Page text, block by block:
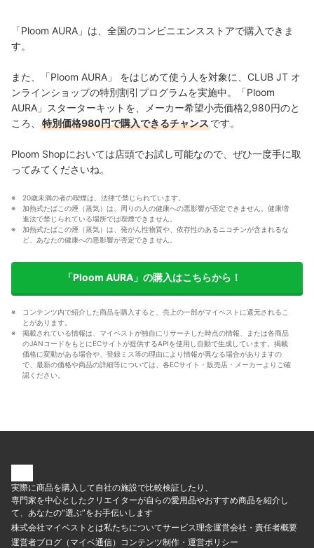
「Ploom AURA」は、全国のコンビニエンスストアで購入できま
す。
また、「Ploom AURA」 をはじめて使う人を対象に、CLUB JT オ
ンラインショップの特別割引プログラムを実施中。「Ploom
AURA」スターターキットを、メーカー希望小売価格2,980円のと
ころ、
特別価格980円で購入できるチャンスです。
Ploom Shopにおいては店頭でお試し可能なので、ぜひ一度手に取
ってみてくださいね。
20歳未満の者の喫煙は、法律で禁じられています。
加熱式たばこの煙（蒸気）は、周りの人の健康への悪影響が否定できません。健康増
進法で禁じられている場所では喫煙できません。
加熱式たばこの煙（蒸気）は、発がん性物質や、依存性のあるニコチンが含まれるな
ど、あなたの健康への悪影響が否定できません。
「Ploom AURA」の購入はこちらから！
コンテンツ内で紹介した商品を購入すると、売上の一部がマイベストに還元されるこ
とがあります。
掲載されている情報は、マイベストが独自にリサーチした時点の情報、または各商品
のJANコードをもとにECサイトが提供するAPIを使用し自動で生成しています。掲載
価格に変動がある場合や、登録ミス等の理由により情報が異なる場合がありますの
で、最新の価格や商品の詳細等については、各ECサイト・販売店・メーカーよりご確
認ください。
実際に商品を購入して自社の施設で比較検証したり、
専門家を中心としたクリエイターが自らの愛用品やおすすめ商品を紹介し
て、あなたの“選ぶ”をお手伝いします
株式会社マイベストとは私たちについてサービス理念運営会社・責任者概要
運営者ブログ（マイベ通信） コンテンツ制作・運営ポリシー